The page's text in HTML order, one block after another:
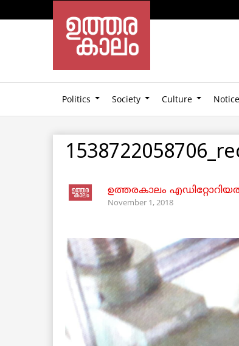
Politics Society Culture
ഉത്തരകാലം എഡിറ്റോറിയല്‍
November 1, 2018